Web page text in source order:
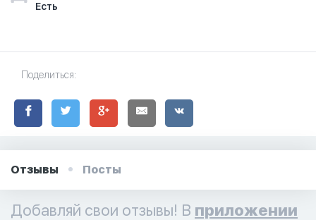
Есть
Поделиться:
Отзывы Посты
Добавляй свои отзывы! В приложении